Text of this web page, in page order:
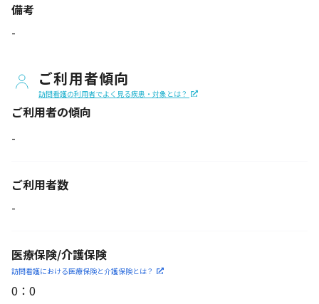
備考
-
ご利用者傾向
訪問看護の利用者でよく見る疾患・対象とは？
ご利用者の傾向
-
ご利用者数
-
医療保険/介護保険
訪問看護における医療保険と介護保険とは？
0 ： 0